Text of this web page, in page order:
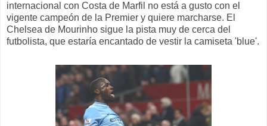
internacional con Costa de Marfil no está a gusto con el
vigente campeón de la Premier y quiere marcharse. El
Chelsea de Mourinho sigue la pista muy de cerca del
futbolista, que estaría encantado de vestir la camiseta 'blue'.